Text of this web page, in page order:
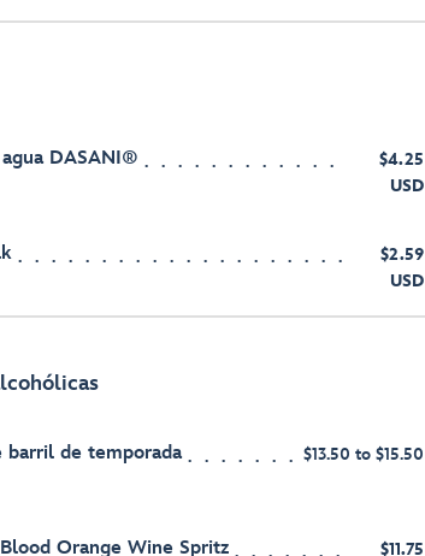
DASANI®
$4.25
USD
$2.59
USD
barril de temporada $13.50 to $15.50
Orange Wine Spritz
$11.75